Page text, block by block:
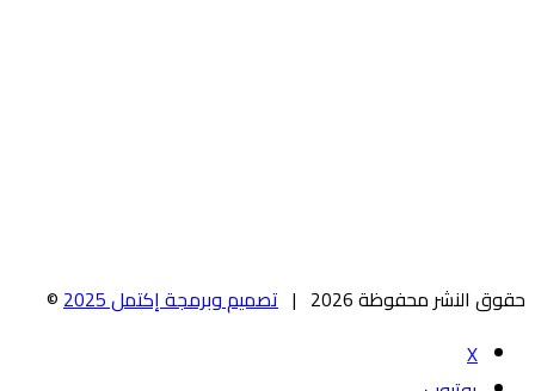
حقوق النشر محفوظة 2026 | تصميم وبرمجة إكتمل 2025
©
X